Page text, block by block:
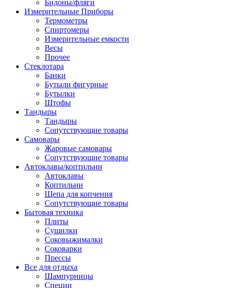
Бидоны/фляги
Измерительные Приборы
Термометры
Спиртомеры
Измерительные емкости
Весы
Прочее
Стеклотара
Банки
Бутыли фигурные
Бутылки
Штофы
Тандыры
Тандыры
Сопутствующие товары
Самовары
Жаровые самовары
Сопутствующие товары
Автоклавы/коптильни
Автоклавы
Коптильни
Щепа для копчения
Сопутствующие товары
Бытовая техника
Плиты
Сушилки
Соковыжималки
Соковарки
Прессы
Все для отдыха
Шампурницы
Специи